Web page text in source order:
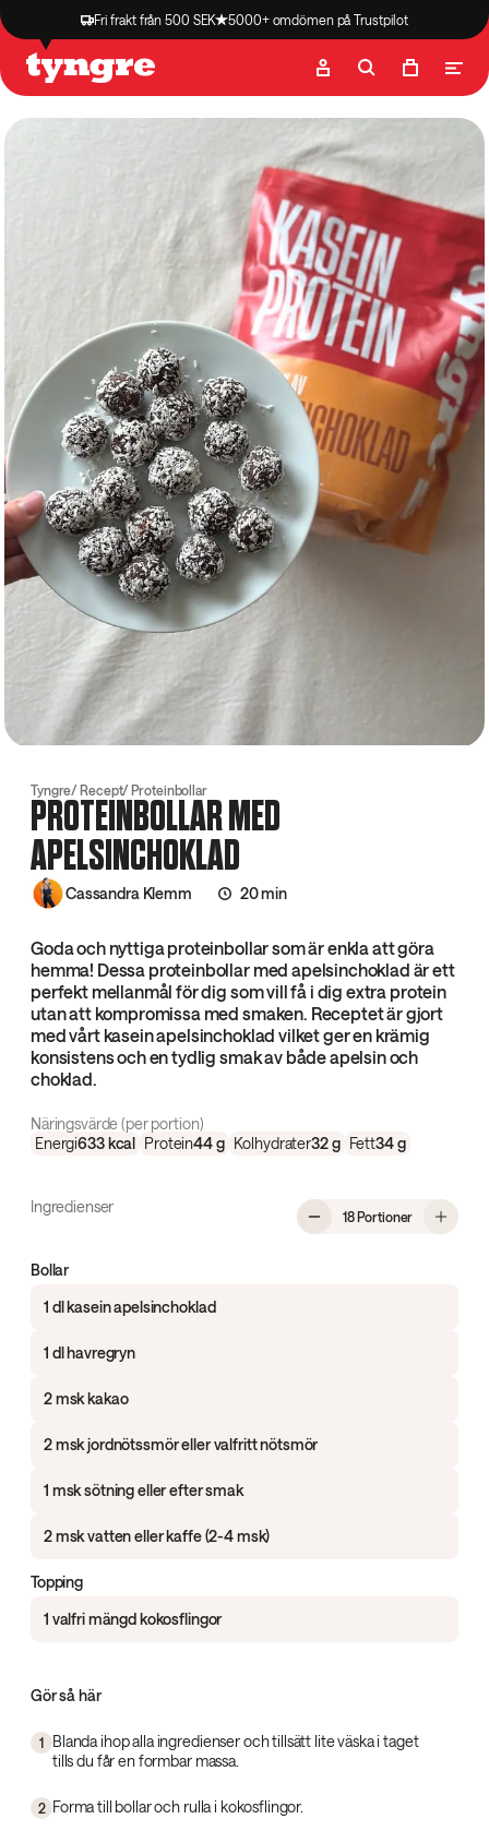
Fri frakt från 500 SEK 5000+ omdömen på Trustpilot
Butik Recept
Tyngre Recept Proteinbollar
PROTEINBOLLAR MED
APELSINCHOKLAD
Cassandra Klemm 20 min
Goda och nyttiga proteinbollar som är enkla att göra
hemma! Dessa proteinbollar med apelsinchoklad är ett
perfekt mellanmål för dig som vill få i dig extra protein
utan att kompromissa med smaken. Receptet är gjort
med vårt kasein apelsinchoklad vilket ger en krämig
konsistens och en tydlig smak av både apelsin och
choklad.
Näringsvärde (per portion)
Energi633kcal Protein44g Kolhydrater32g Fett34g
Ingredienser
18 Portioner,
Bollar
1 dl kasein apelsinchoklad
1 dl havregryn
2 msk kakao
2 msk jordnötssmör eller valfritt nötsmör
1 msk sötning eller efter smak
2 msk vatten eller kaffe (2-4 msk)
Topping
1 valfri mängd kokosflingor
Gör så här
1
Blanda ihop alla ingredienser och tillsätt lite väska i taget
tills du får en formbar massa.
2 Forma till bollar och rulla i kokosflingor.